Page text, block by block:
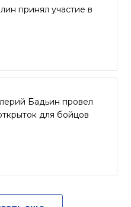
принял участие в
Бадьин провел
для бойцов